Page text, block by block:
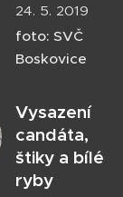
24. 5. 2019
foto: SVČ
Boskovice
Vysazení
candáta,
štiky a bílé
ryby